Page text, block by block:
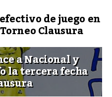
de juego en
Clausura
a Nacional y
la tercera fecha